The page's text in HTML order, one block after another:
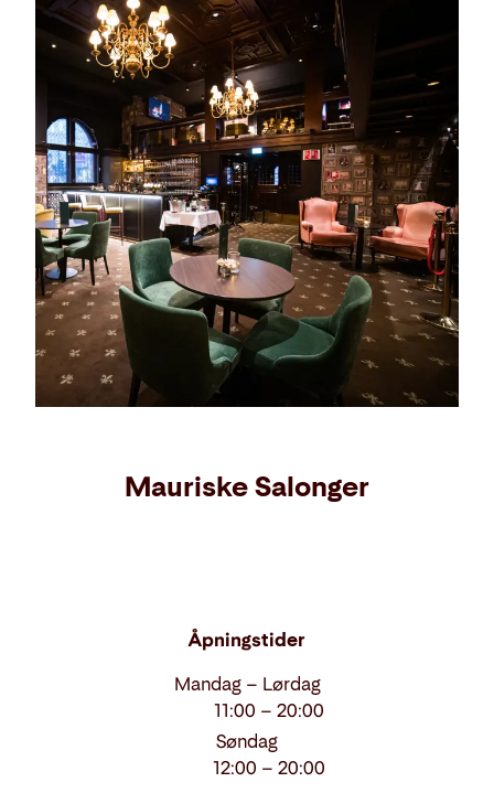
Mauriske Salonger
Åpningstider
Mandag – Lørdag
11:00 – 20:00
Søndag
12:00 – 20:00